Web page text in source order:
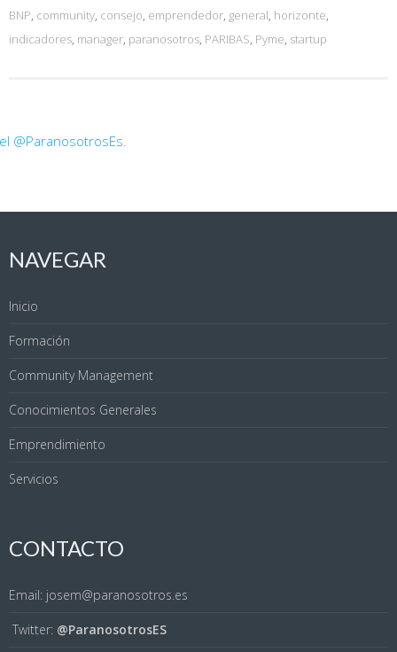
BNP, community, consejo, emprendedor, general, horizonte,
indicadores, manager, paranosotros, PARIBAS, Pyme, startup
@ParanosotrosEs.
NAVEGAR
Inicio
Formación
Community Management
Conocimientos Generales
Emprendimiento
Servicios
CONTACTO
Email: josem@paranosotros.es
Twitter: @ParanosotrosES